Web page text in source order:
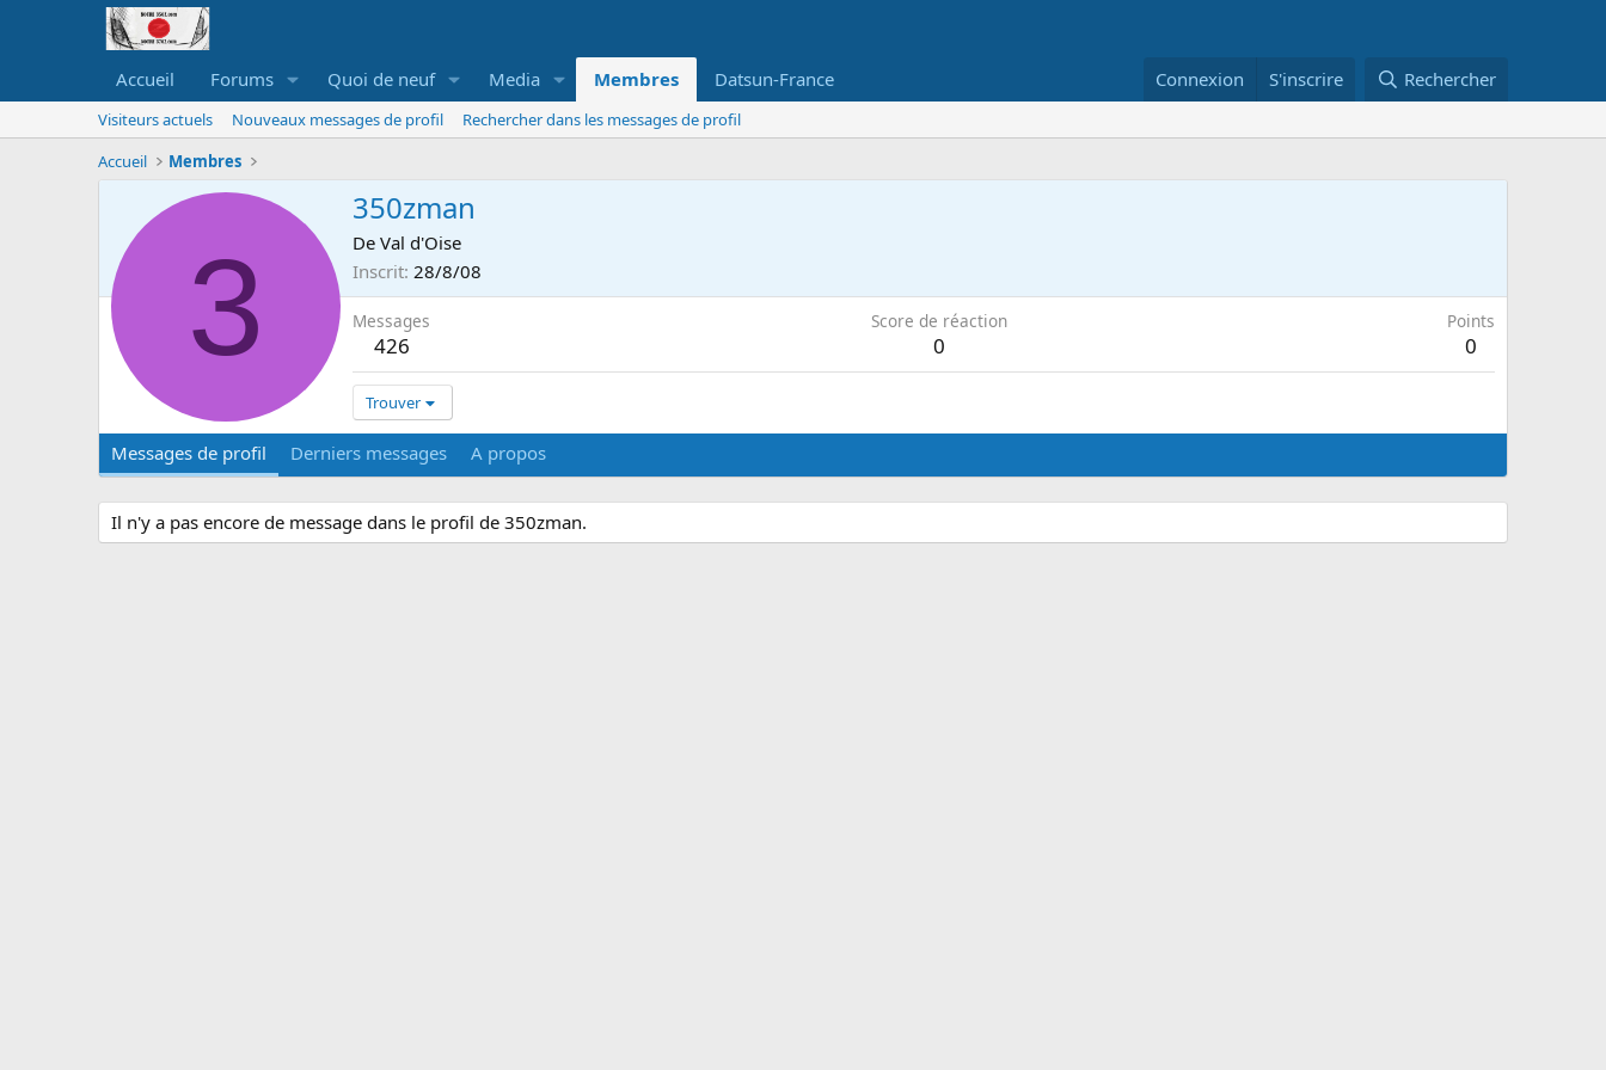
Accueil Forums Quoi de neuf Media Membres Datsun-France Connexion S'inscrire Rechercher
Visiteurs actuels Nouveaux messages de profil
Rechercher dans les messages de profil
Accueil
Membres
3
350zman
De Val d'Oise
Inscrit 28/8/08
Messages
426
Score de réaction
0
Points
0
Trouver
Messages de profil Derniers messages A propos
Il n'y a pas encore de message dans le profil de 350zman.